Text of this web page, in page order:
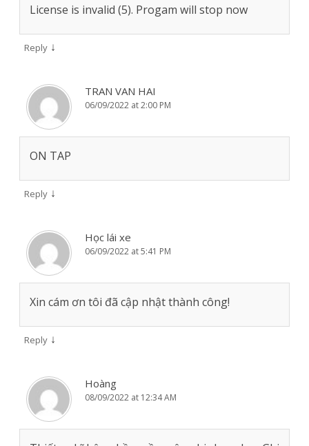
License is invalid (5). Progam will stop now
Reply ↓
TRAN VAN HAI
06/09/2022 at 2:00 PM
ON TAP
Reply ↓
Học lái xe
06/09/2022 at 5:41 PM
Xin cám ơn tôi đã cập nhật thành công!
Reply ↓
Hoàng
08/09/2022 at 12:34 AM